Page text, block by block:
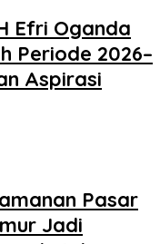
Efri Oganda
Periode 2026–
Aspirasi
Pasar
Jadi